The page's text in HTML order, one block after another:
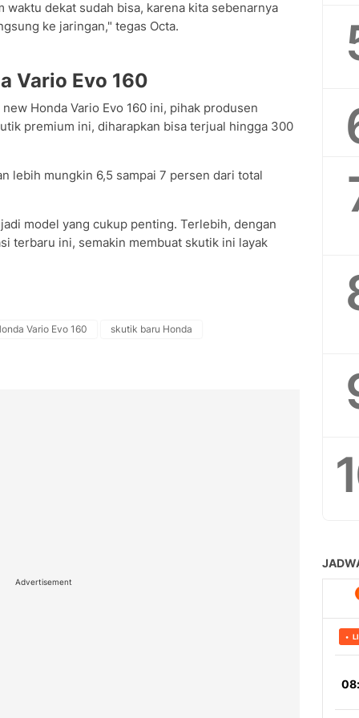
waktu dekat sudah bisa, karena kita sebenarnya
ke jaringan," tegas Octa.
Vario Evo 160
Honda Vario Evo 160 ini, pihak produsen
premium ini, diharapkan bisa terjual hingga 300
lebih mungkin 6,5 sampai 7 persen dari total
model yang cukup penting. Terlebih, dengan
terbaru ini, semakin membuat skutik ini layak
Vario Evo 160 skutik baru Honda
Advertisement